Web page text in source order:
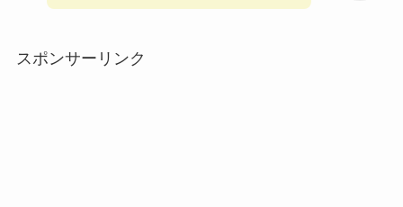
スポンサーリンク